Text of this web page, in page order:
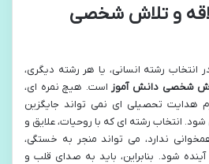
و تلاش شخصی
رشته انسانی، یا هر رشته دیگری،
شخصی دانش آموز است. هیچ نمره ای،
تحصیلی ای نمی تواند جایگزین
انتخاب رشته ای که با روحیات، علایق و
ندارد، می تواند منجر به خستگی،
شود. بنابراین، باید به صدای قلب و